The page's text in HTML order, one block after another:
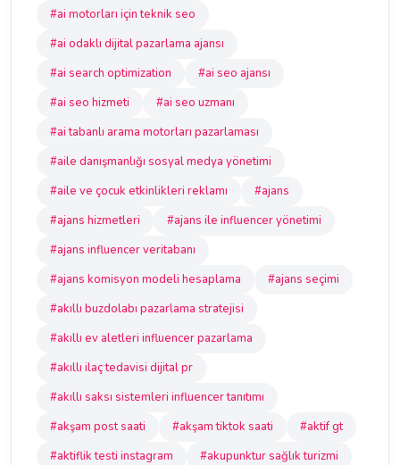
#ai motorları için teknik seo
#ai odaklı dijital pazarlama ajansı
#ai search optimization
#ai seo ajansı
#ai seo hizmeti
#ai seo uzmanı
#ai tabanlı arama motorları pazarlaması
#aile danışmanlığı sosyal medya yönetimi
#aile ve çocuk etkinlikleri reklamı
#ajans
#ajans hizmetleri
#ajans ile influencer yönetimi
#ajans influencer veritabanı
#ajans komisyon modeli hesaplama
#ajans seçimi
#akıllı buzdolabı pazarlama stratejisi
#akıllı ev aletleri influencer pazarlama
#akıllı ilaç tedavisi dijital pr
#akıllı saksı sistemleri influencer tanıtımı
#akşam post saati
#akşam tiktok saati
#aktif gt
#aktiflik testi instagram
#akupunktur sağlık turizmi